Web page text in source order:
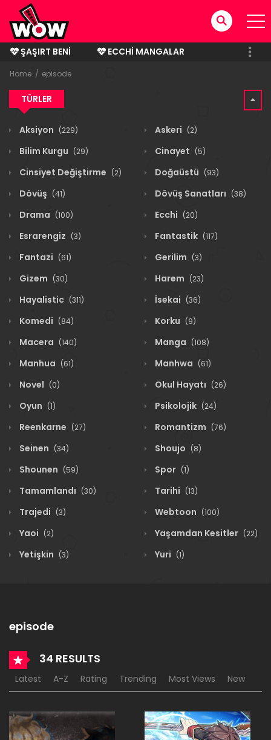
ŞAŞIRT BENI
ECCHI MANGALAR
BITMIŞ MANGALAR
Home episode
TÜRLER
Aksiyon (229) Askeri (2)
Bilim Kurgu (29) Cinayet (5)
Cinsiyet Değiştirme (2) Doğaüstü (93)
Dövüş (41) Dövüş Sanatları (38)
Drama (100) Ecchi (20)
Esrarengiz (3) Fantastik (117)
Fantazi (61) Gerilim (3)
Gizem (30) Harem (23)
Hayalistic (311) İsekai (36)
Komedi (84) Korku (9)
Macera (140) Manga (108)
Manhua (61) Manhwa (61)
Novel (0) Okul Hayatı (26)
Oyun (1) Psikolojik (24)
Reenkarne (27) Romantizm (76)
Seinen (34) Shoujo (8)
Shounen (59) Spor (1)
Tamamlandı (30) Tarihi (13)
Trajedi (3) Webtoon (100)
Yaoi (2) Yaşamdan Kesitler (22)
Yetişkin (3) Yuri (1)
episode
34 RESULTS
Latest A-Z Rating Trending Most Views New